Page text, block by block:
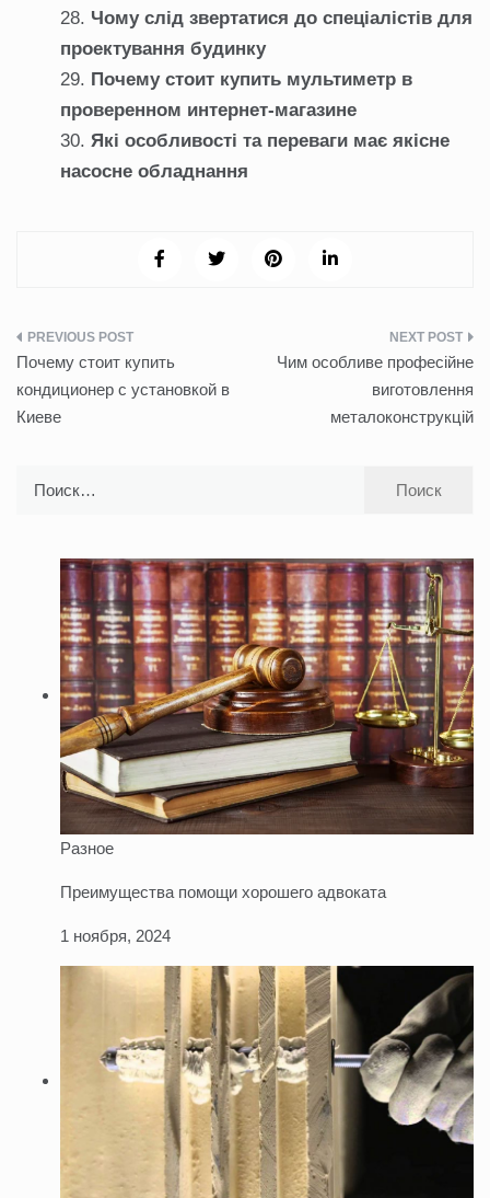
Чому слід звертатися до спеціалістів для
проектування будинку
Почему стоит купить мультиметр в
проверенном интернет-магазине
Які особливості та переваги має якісне
насосне обладнання
Навигация
по
записям
Почему стоит купить
кондиционер с установкой в
Киеве
Чим особливе професійне
виготовлення
металоконструкцій
Разное
Преимущества помощи хорошего адвоката
1 ноября, 2024